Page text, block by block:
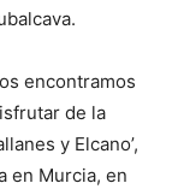
encontramos
de la
y Elcano’,
en Murcia, en